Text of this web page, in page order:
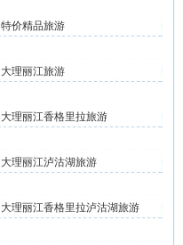
特价精品旅游
大理丽江旅游
大理丽江香格里拉旅游
大理丽江泸沽湖旅游
大理丽江香格里拉泸沽湖旅游